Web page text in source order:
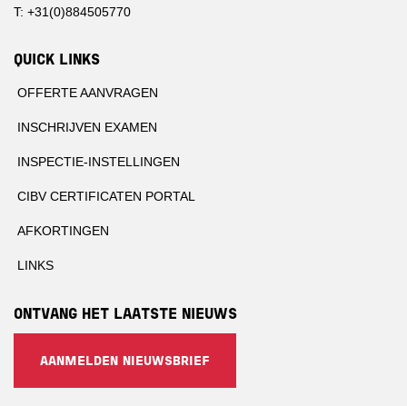
T: +31(0)884505770
QUICK LINKS
OFFERTE AANVRAGEN
INSCHRIJVEN EXAMEN
INSPECTIE-INSTELLINGEN
CIBV CERTIFICATEN PORTAL
AFKORTINGEN
LINKS
ONTVANG HET LAATSTE NIEUWS
AANMELDEN NIEUWSBRIEF